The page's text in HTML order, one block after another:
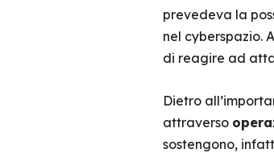
prevedeva la
nel cyberspazio.
di reagire ad
Dietro
attraverso
sostengono,